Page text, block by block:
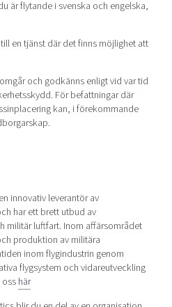
är flytande i svenska och engelska,
en tjänst där det finns möjlighet att
och godkänns enligt vid var tid
För befattningar där
kan, i förekommande
innovativ leverantör av
har ett brett utbud av
militär luftfart. Inom affärsområdet
produktion av militära
inom flygindustrin genom
flygsystem och vidareutveckling
här